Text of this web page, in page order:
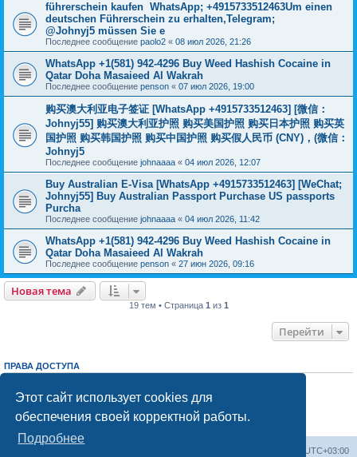
Этот сайт использует cookies для
обеспечения своей корректной работы.
Подробнее
führerschein kaufen WhatsApp; +4915733512463Um einen
deutschen Führerschein zu erhalten,Telegram;
@Johnyj5 müssen Sie e
Последнее сообщение paolo2 « 08 июл 2026, 21:26
WhatsApp +1(581) 942-4296 Buy Weed Hashish Cocaine in
Qatar Doha Masaieed Al Wakrah
Последнее сообщение penson « 07 июл 2026, 19:00
购买澳大利亚电子签证 [WhatsApp +4915733512463] [微信：
Johnyj55] 购买澳大利亚护照 购买美国护照 购买日本护照 购买英
国护照 购买韩国护照 购买中国护照 购买假人民币 (CNY)，(微信：
Johnyj5
Последнее сообщение johnaaaa « 04 июл 2026, 12:07
Buy Australian E-Visa [WhatsApp +4915733512463] [WeChat;
Johnyj55] Buy Australian Passport Purchase US passports
Purcha
Последнее сообщение johnaaaa « 04 июл 2026, 11:42
WhatsApp +1(581) 942-4296 Buy Weed Hashish Cocaine in
Qatar Doha Masaieed Al Wakrah
Последнее сообщение penson « 27 июн 2026, 09:16
Новая тема
19 тем • Страница 1 из 1
Перейти
ПРАВА ДОСТУПА
Выне можетеотвечать на сообщения
Выне можетередактировать свои сообщения
Выне можетеудалять свои сообщения
добавлять вложения
UTC+03:00